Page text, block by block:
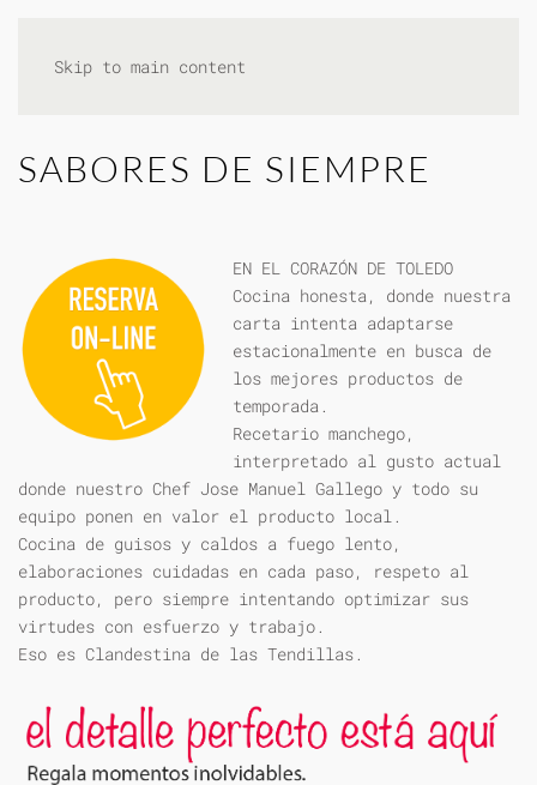
Skip to main content
SABORES DE SIEMPRE
EN EL CORAZÓN DE TOLEDO
Cocina honesta, donde nuestra
carta intenta adaptarse
estacionalmente en busca de
los mejores productos de
temporada.
Recetario manchego,
interpretado al gusto actual
donde nuestro Chef Jose Manuel Gallego y todo su
equipo ponen en valor el producto local.
Cocina de guisos y caldos a fuego lento,
elaboraciones cuidadas en cada paso, respeto al
producto, pero siempre intentando optimizar sus
virtudes con esfuerzo y trabajo.
Eso es Clandestina de las Tendillas.